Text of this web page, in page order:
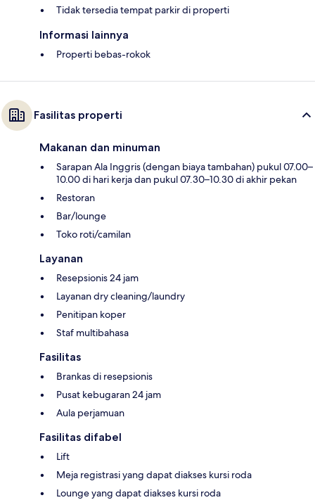
Tidak tersedia tempat parkir di properti
Informasi lainnya
Properti bebas-rokok
Fasilitas properti
Makanan dan minuman
Sarapan Ala Inggris (dengan biaya tambahan) pukul 07.00–
10.00 di hari kerja dan pukul 07.30–10.30 di akhir pekan
Restoran
Bar/lounge
Toko roti/camilan
Layanan
Resepsionis 24 jam
Layanan dry cleaning/laundry
Penitipan koper
Staf multibahasa
Fasilitas
Brankas di resepsionis
Pusat kebugaran 24 jam
Aula perjamuan
Fasilitas difabel
Lift
Meja registrasi yang dapat diakses kursi roda
Lounge yang dapat diakses kursi roda